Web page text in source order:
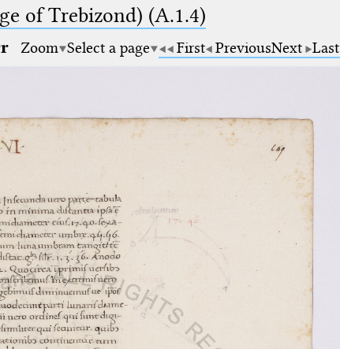
of Trebizond) (A.1.4)
Zoom Select a page First PreviousNext Last